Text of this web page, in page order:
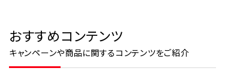
おすすめコンテンツ
キャンペーンや商品に関するコンテンツをご紹介